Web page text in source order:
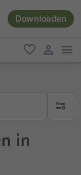
Downloaden
favoriet
geen
in